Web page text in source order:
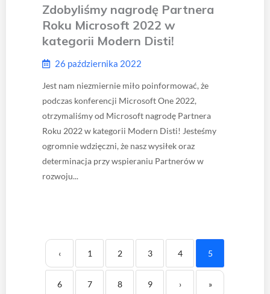
Zdobyliśmy nagrodę Partnera
Roku Microsoft 2022 w
kategorii Modern Disti!
26 października 2022
Jest nam niezmiernie miło poinformować, że
podczas konferencji Microsoft One 2022,
otrzymaliśmy od Microsoft nagrodę Partnera
Roku 2022 w kategorii Modern Disti! Jesteśmy
ogromnie wdzięczni, że nasz wysiłek oraz
determinacja przy wspieraniu Partnerów w
rozwoju...
‹ 1 2 3 4 5
6 7 8 9 › »